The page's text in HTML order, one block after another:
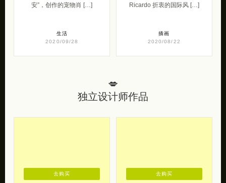
安”，创作的宠物肖 […]
生活
2020/09/28
Ricardo 折衷的国际风 […]
插画
2020/08/22
💋
独立设计师作品
去购买 去购买